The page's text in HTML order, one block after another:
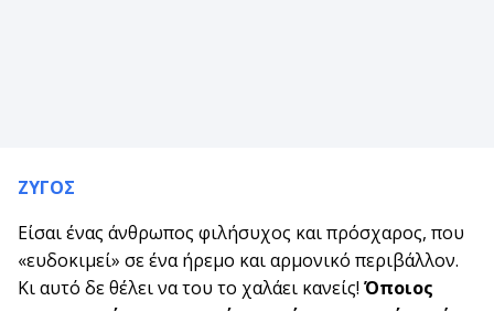
ΖΥΓΟΣ
Είσαι ένας άνθρωπος φιλήσυχος και πρόσχαρος, που
«ευδοκιμεί» σε ένα ήρεμο και αρμονικό περιβάλλον.
Κι αυτό δε θέλει να του το χαλάει κανείς! Όποιος